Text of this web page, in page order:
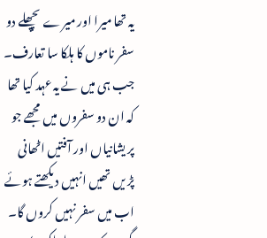
یہ تھا میرا اور میرے پچھلے دو
سفر ناموں کا ہلکا سا تعارف۔
جب ہی میں نے یہ عہد کیا تھا
کہ ان دو سفروں میں مجھے جو
پریشانیاں اور آفتیں اٹھانی
پڑیں تھیں انہیں دیکھتے ہوئے
اب میں سفر نہیں کروں گا۔